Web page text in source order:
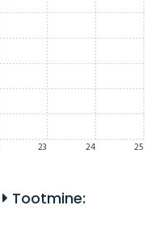
23 24 25
Tootmine: